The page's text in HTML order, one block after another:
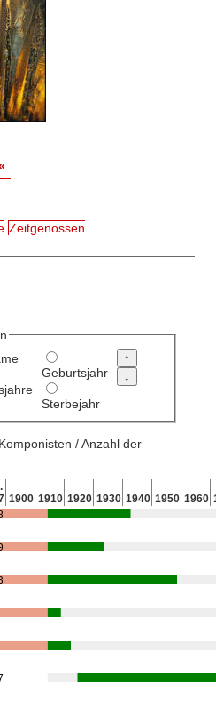
Zeitgenossen
Geburtsjahr
Sterbejahr
/ Anzahl der
1900 1910 1920 1930 1940 1950 1960